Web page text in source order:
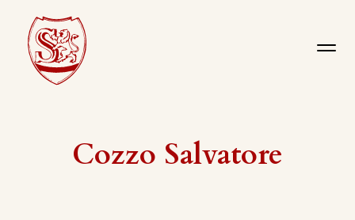
Cozzo Salvatore